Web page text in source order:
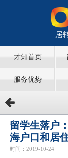
居
才知首页
服务优势
留学生落户
海户口和居
时间：2019-10-24